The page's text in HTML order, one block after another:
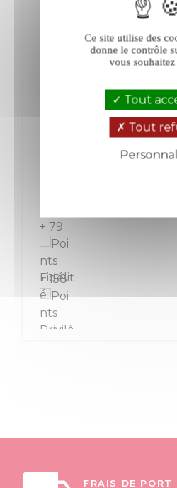
Rhône
+ 79
+ 158
FRAIS DE PORT
Ce site utilise des
donne le contrôle
vous
Tout
Tout